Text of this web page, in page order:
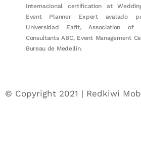
Internacional certification at
Event Planner Expert avalado
Universidad Eafit, Association of
Consultants ABC, Event Management
Bureau de Medellín.
© Copyright 2021 | Redkiwi